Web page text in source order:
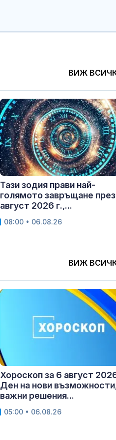
ВИЖ
Тази зодия прави най-
голямото завръщане през
август 2026 г.,...
08:00 • 06.08.26
ВИЖ
Хороскоп за 6 август
Ден на нови
важни решения...
05:00 • 06.08.26